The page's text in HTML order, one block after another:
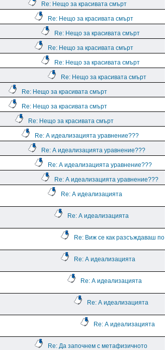
Re: Нещо за красивата смърт
Re: Нещо за красивата смърт
Re: Нещо за красивата смърт
Re: Нещо за красивата смърт
Re: Нещо за красивата смърт
Re: Нещо за красивата смърт
Re: Нещо за красивата смърт
Re: Нещо за красивата смърт
Re: Нещо за красивата смърт
Re: А идеализацията уравнение???
Re: А идеализацията уравнение???
Re: А идеализацията уравнение???
Re: А идеализацията уравнение???
Re: А идеализацията
Re: А идеализацията
Re: Виж се как разсъждаваш по
Re: А идеализацията
Re: А идеализацията
Re: А идеализацията
Re: А идеализацията
Re: Да започнем с метафизичното